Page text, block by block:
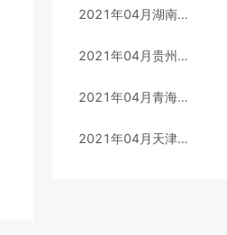
2021年04月湖南自考英语(本科)专业考试时间(C050201)
2021年04月贵州自考行政管理(本科)专业考试时间(120402)
2021年04月青海自考会计(专科)华南理工大学专业考试时间(630302)
2021年04月天津自考广告(专科)专业考试时间(102)